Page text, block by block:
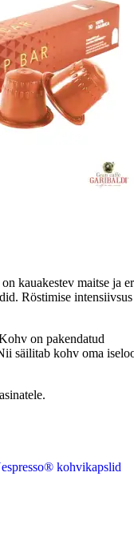
kauakestev maitse ja
Röstimise intensiivsus
on pakendatud
säilitab kohv oma
kohvikapslid